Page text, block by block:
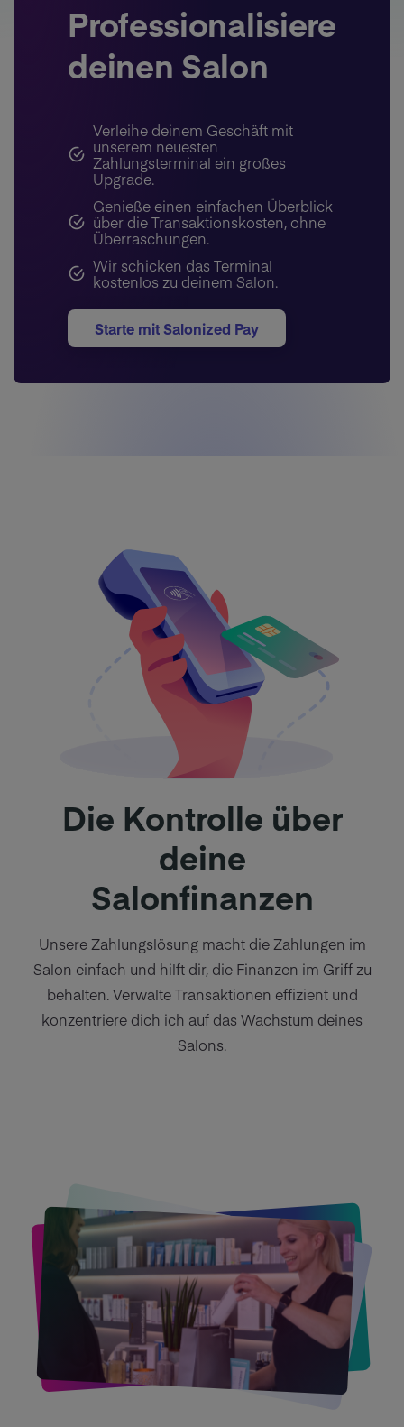
Professionalisiere
deinen Salon
Verleihe deinem Geschäft mit
unserem neuesten
Zahlungsterminal ein großes
Upgrade.
Genieße einen einfachen Überblick
über die Transaktionskosten, ohne
Überraschungen.
Wir schicken das Terminal
kostenlos zu deinem Salon.
Starte mit Salonized Pay
Die Kontrolle über
deine
Salonfinanzen
Unsere Zahlungslösung macht die Zahlungen im
Salon einfach und hilft dir, die Finanzen im Griff zu
behalten. Verwalte Transaktionen effizient und
konzentriere dich ich auf das Wachstum deines
Salons.